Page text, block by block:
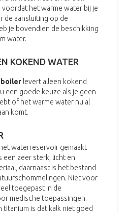
het warme water bij je
de aansluiting op de
je bovendien de beschikking
water.
KOKEND WATER
boiler levert alleen kokend
een goede keuze als je geen
of het warme water nu al
komt.
waterreservoir gemaakt
een zeer sterk, licht en
daarnaast is het bestand
Niet voor
toegepast in de
medische toepassingen.
titanium is dat kalk niet goed